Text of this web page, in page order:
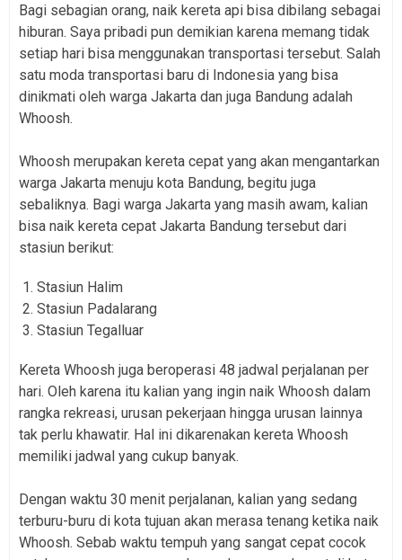
Bagi sebagian orang, naik kereta api bisa dibilang sebagai
hiburan. Saya pribadi pun demikian karena memang tidak
setiap hari bisa menggunakan transportasi tersebut. Salah
satu moda transportasi baru di Indonesia yang bisa
dinikmati oleh warga Jakarta dan juga Bandung adalah
Whoosh.
Whoosh merupakan kereta cepat yang akan mengantarkan
warga Jakarta menuju kota Bandung, begitu juga
sebaliknya. Bagi warga Jakarta yang masih awam, kalian
bisa naik kereta cepat Jakarta Bandung tersebut dari
stasiun berikut:
Stasiun Halim
Stasiun Padalarang
Stasiun Tegalluar
Kereta Whoosh juga beroperasi 48 jadwal perjalanan per
hari. Oleh karena itu kalian yang ingin naik Whoosh dalam
rangka rekreasi, urusan pekerjaan hingga urusan lainnya
tak perlu khawatir. Hal ini dikarenakan kereta Whoosh
memiliki jadwal yang cukup banyak.
Dengan waktu 30 menit perjalanan, kalian yang sedang
terburu-buru di kota tujuan akan merasa tenang ketika naik
Whoosh. Sebab waktu tempuh yang sangat cepat cocok